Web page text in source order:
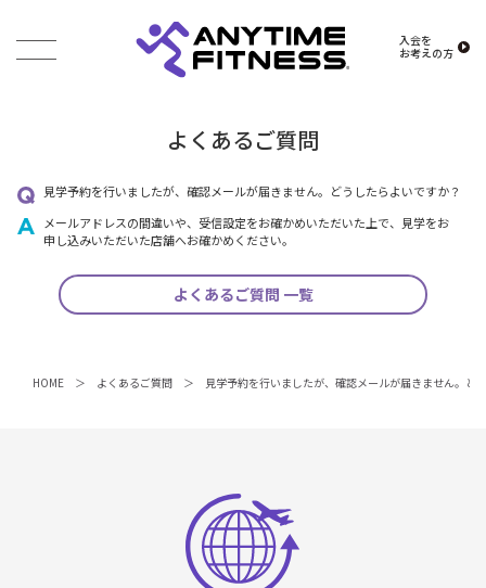
入会を
お考えの方
よくあるご質問
見学予約を行いましたが、確認メールが届きません。どうしたらよいですか？
メールアドレスの間違いや、受信設定をお確かめいただいた上で、見学をお
申し込みいただいた店舗へお確かめください。
よくあるご質問 一覧
HOME よくあるご質問 見学予約を行いましたが、確認メールが届きません。ど